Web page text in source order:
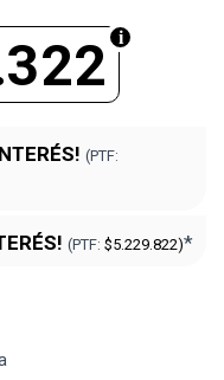
(PTF:
(PTF: $5.229.822)*